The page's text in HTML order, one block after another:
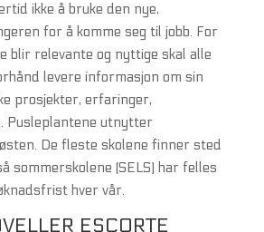
ikke å bruke den nye,
for å komme seg til jobb. For
blir relevante og nyttige skal alle
levere informasjon om sin
prosjekter, erfaringer,
Pusleplantene utnytter
De fleste skolene finner sted
sommerskolene (SELS) har felles
hver vår.
ESCORTE